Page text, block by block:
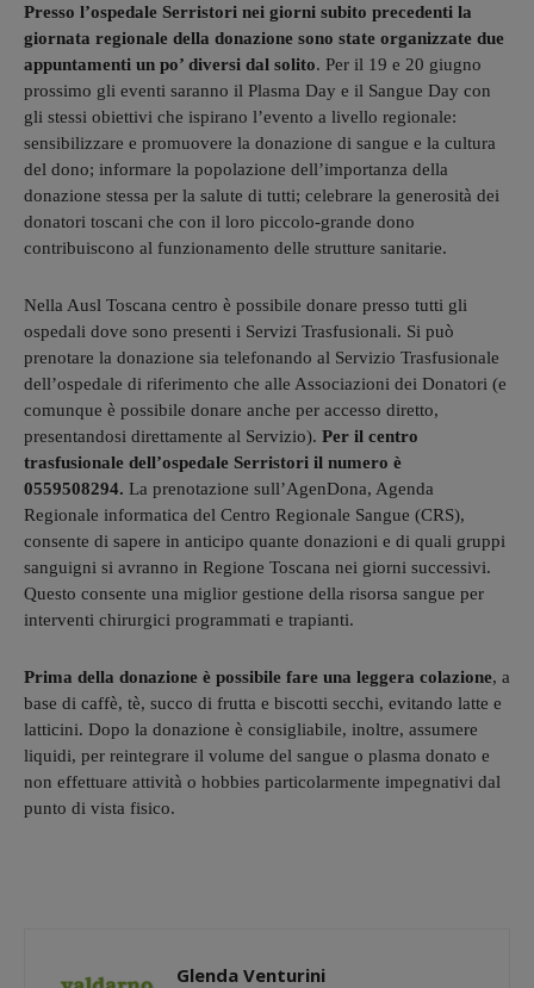
Presso l’ospedale Serristori nei giorni subito precedenti la
giornata regionale della donazione sono state organizzate due
appuntamenti un po’ diversi dal solito. Per il 19 e 20 giugno
prossimo gli eventi saranno il Plasma Day e il Sangue Day con
gli stessi obiettivi che ispirano l’evento a livello regionale:
sensibilizzare e promuovere la donazione di sangue e la cultura
del dono; informare la popolazione dell’importanza della
donazione stessa per la salute di tutti; celebrare la generosità dei
donatori toscani che con il loro piccolo-grande dono
contribuiscono al funzionamento delle strutture sanitarie.
Nella Ausl Toscana centro è possibile donare presso tutti gli
ospedali dove sono presenti i Servizi Trasfusionali. Si può
prenotare la donazione sia telefonando al Servizio Trasfusionale
dell’ospedale di riferimento che alle Associazioni dei Donatori (e
comunque è possibile donare anche per accesso diretto,
presentandosi direttamente al Servizio). Per il centro
trasfusionale dell’ospedale Serristori il numero è
0559508294. La prenotazione sull’AgenDona, Agenda
Regionale informatica del Centro Regionale Sangue (CRS),
consente di sapere in anticipo quante donazioni e di quali gruppi
sanguigni si avranno in Regione Toscana nei giorni successivi.
Questo consente una miglior gestione della risorsa sangue per
interventi chirurgici programmati e trapianti.
Prima della donazione è possibile fare una leggera colazione, a
base di caffè, tè, succo di frutta e biscotti secchi, evitando latte e
latticini. Dopo la donazione è consigliabile, inoltre, assumere
liquidi, per reintegrare il volume del sangue o plasma donato e
non effettuare attività o hobbies particolarmente impegnativi dal
punto di vista fisico.
Glenda Venturini